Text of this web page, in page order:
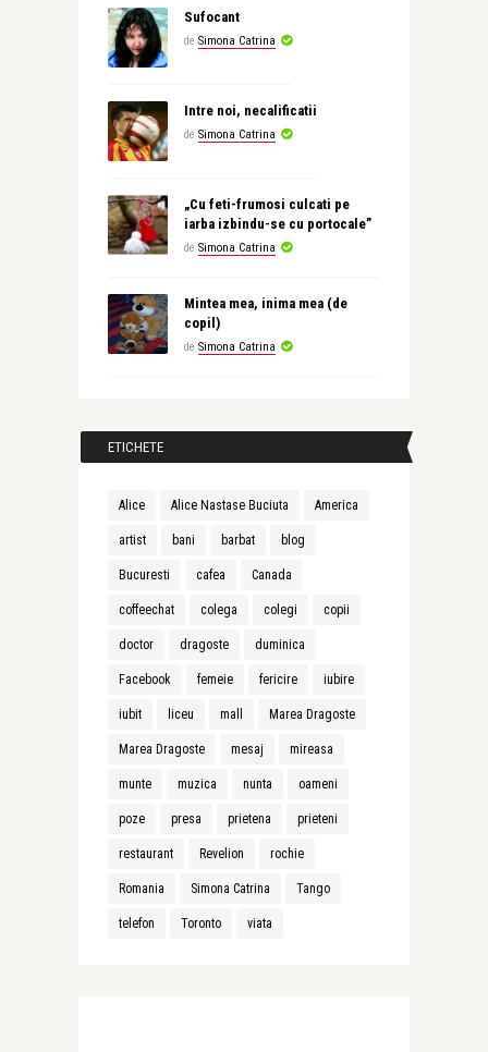
Sufocant
de Simona Catrina
Intre noi, necalificatii
de Simona Catrina
„Cu feti-frumosi culcati pe
iarba izbindu-se cu portocale”
de Simona Catrina
Mintea mea, inima mea (de
copil)
de Simona Catrina
ETICHETE
Alice Alice Nastase Buciuta America
artist bani barbat blog
Bucuresti cafea Canada
coffeechat colega colegi copii
doctor dragoste duminica
Facebook femeie fericire iubire
iubit liceu mall Marea Dragoste
Marea Dragoste mesaj mireasa
munte muzica nunta oameni
poze presa prietena prieteni
restaurant Revelion rochie
Romania Simona Catrina Tango
telefon Toronto viata